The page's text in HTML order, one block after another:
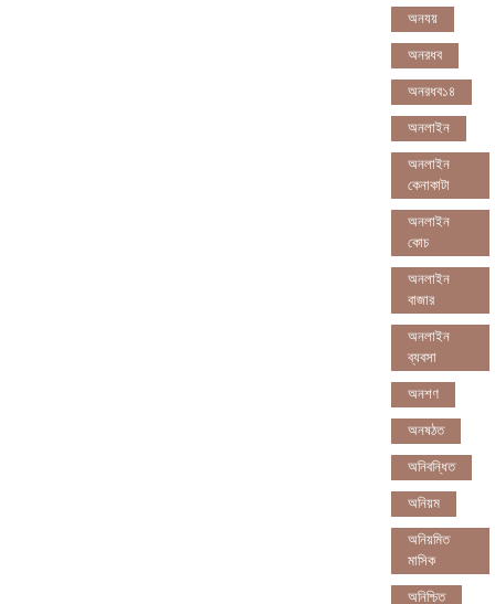
অনযয়
অনরধব
অনরধব১৪
অনলাইন
অনলাইন
কেনাকাটা
অনলাইন
কোচ
অনলাইন
বাজার
অনলাইন
ব্যবসা
অনশণ
অনষঠত
অনিবন্ধিত
অনিয়ম
অনিয়মিত
মাসিক
অনিশ্চিত